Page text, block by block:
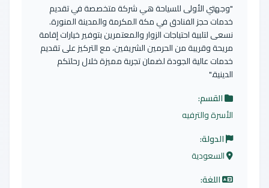
"وجهتي الأولى للسياحة هي شركة متخصصة في تقديم
خدمات حجز الفنادق في مكة المكرمة والمدينة المنورة.
نسعى لتلبية احتياجات الزوار والمعتمرين بتوفير خيارات إقامة
مريحة وقريبة من الحرمين الشريفين، مع التركيز على تقديم
خدمات عالية الجودة لضمان تجربة مميزة خلال رحلتكم
الدينية."
القسم:
الأسرة والترفيه
الدولة:
السعودية
اللغة: